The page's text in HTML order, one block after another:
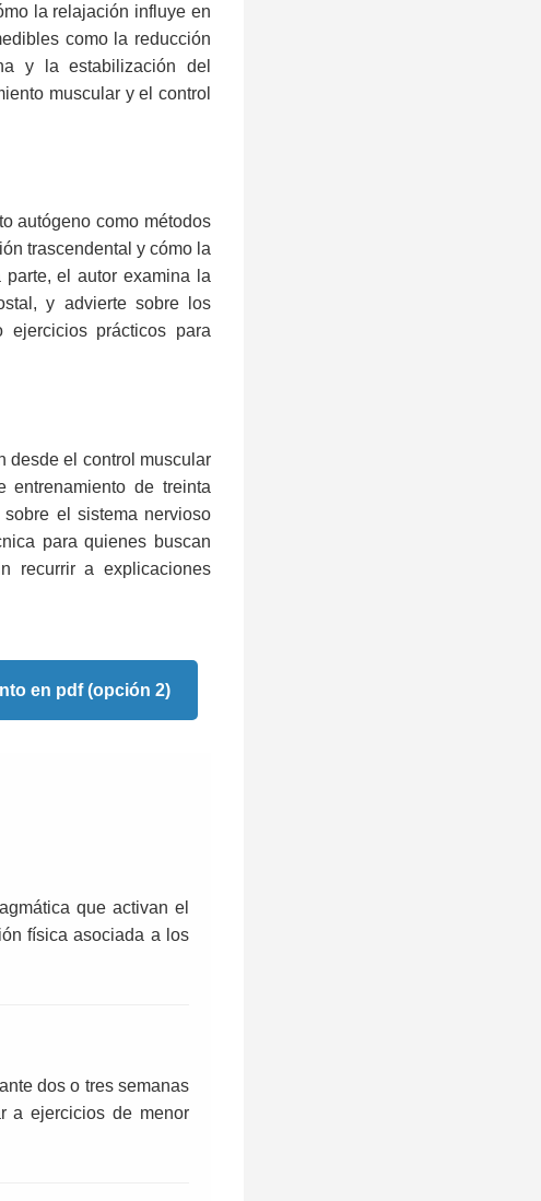
la relajación influye en
como la reducción
y la estabilización del
muscular y el control
autógeno como métodos
trascendental y cómo la
el autor examina la
y advierte sobre los
prácticos para
desde el control muscular
entrenamiento de treinta
el sistema nervioso
para quienes buscan
recurrir a explicaciones
en pdf (opción 2)
que activan el
física asociada a los
dos o tres semanas
a ejercicios de menor